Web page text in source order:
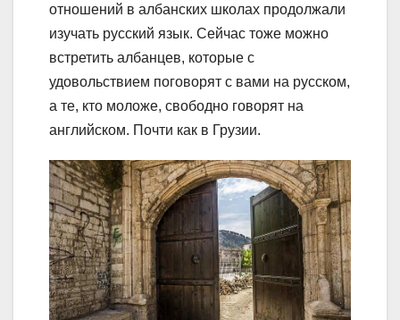
отношений в албанских школах продолжали
изучать русский язык. Сейчас тоже можно
встретить албанцев, которые с
удовольствием поговорят с вами на русском,
а те, кто моложе, свободно говорят на
английском. Почти как в Грузии.